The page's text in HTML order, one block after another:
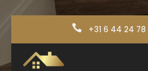
 +31 6 44 24 78